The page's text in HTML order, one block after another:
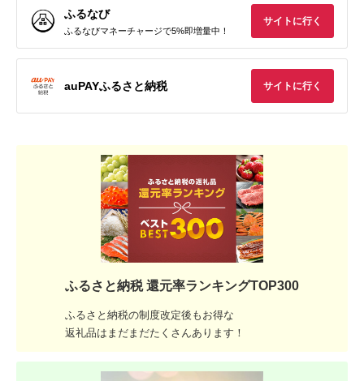
ふるなび
ふるなびマネーチャージで5%即増量中！
サイトに行く
auPAYふるさと納税 サイトに行く
ふるさと納税 還元率ランキングTOP300
ふるさと納税の制度改定後もお得な
返礼品はまだまだたくさんあります！